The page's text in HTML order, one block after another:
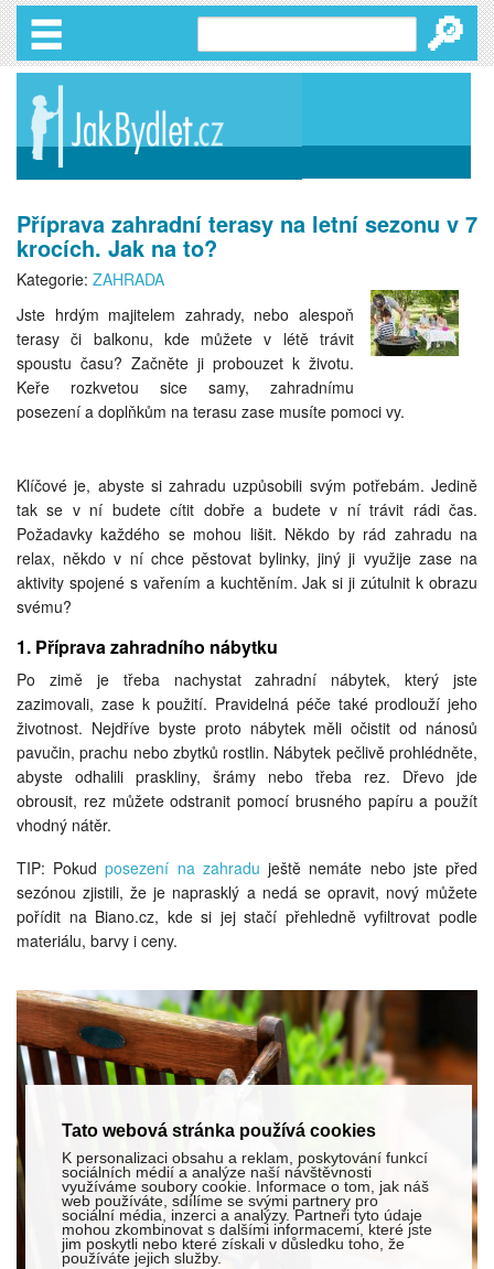
🔎
Příprava zahradní terasy na letní sezonu v 7
krocích. Jak na to?
Kategorie: ZAHRADA
Jste hrdým majitelem zahrady, nebo alespoň
terasy či balkonu, kde můžete v létě trávit
spoustu času? Začněte ji probouzet k životu.
Keře rozkvetou sice samy, zahradnímu
posezení a doplňkům na terasu zase musíte pomoci vy.
Klíčové je, abyste si zahradu uzpůsobili svým potřebám. Jedině
tak se v ní budete cítit dobře a budete v ní trávit rádi čas.
Požadavky každého se mohou lišit. Někdo by rád zahradu na
relax, někdo v ní chce pěstovat bylinky, jiný ji využije zase na
aktivity spojené s vařením a kuchtěním. Jak si ji zútulnit k obrazu
svému?
1. Příprava zahradního nábytku
Po zimě je třeba nachystat zahradní nábytek, který jste
zazimovali, zase k použití. Pravidelná péče také prodlouží jeho
životnost. Nejdříve byste proto nábytek měli očistit od nánosů
pavučin, prachu nebo zbytků rostlin. Nábytek pečlivě prohlédněte,
abyste odhalili praskliny, šrámy nebo třeba rez. Dřevo jde
obrousit, rez můžete odstranit pomocí brusného papíru a použít
vhodný nátěr.
TIP: Pokudposezení na zahradu ještě nemáte nebo jste před
sezónou zjistili, že je naprasklý a nedá se opravit, nový můžete
pořídit na Biano.cz, kde si jej stačí přehledně vyfiltrovat podle
materiálu, barvy i ceny.
Tato webová stránka používá cookies
K personalizaci obsahu a reklam, poskytování funkcí
sociálních médií a analýze naší návštěvnosti
využíváme soubory cookie. Informace o tom, jak náš
web používáte, sdílíme se svými partnery pro
sociální média, inzerci a analýzy. Partneři tyto údaje
mohou zkombinovat s dalšími informacemi, které jste
jim poskytli nebo které získali v důsledku toho, že
používáte jejich služby.